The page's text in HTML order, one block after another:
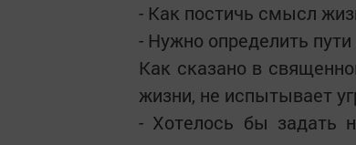
- Как постичь смысл
- Нужно определить
Как сказано в
жизни, не испытывает
- Хотелось бы задать